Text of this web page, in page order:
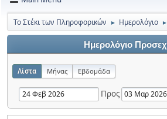
Το Στέκι των Πληροφορικών ► Ημερολόγιο ►
Ημερολόγιο
Λίστα Μήνας Εβδομάδα
Προς